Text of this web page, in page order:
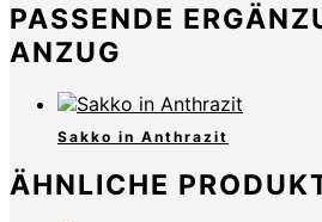
PASSENDE
ANZUG
Sakko in Anthrazit
ÄHNLICHE